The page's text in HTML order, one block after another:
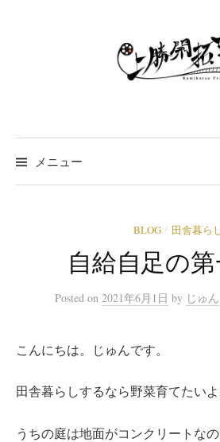
ス
キ
ッ
メニュー
BLOG / 田舎暮ら
自給自足の
Posted on 2021年6月1日 by じゅん
こんにちは。じゅんです。
田舎暮らしするなら野菜育てたいよ
うちの庭は地面がコンクリートな